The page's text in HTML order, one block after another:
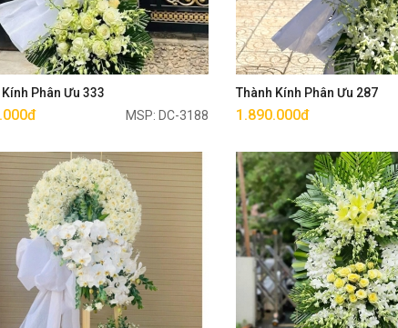
Phân Ưu 333
MSP: DC-3188
Mua ngay
Thành Kính Phân Ưu 287
1.890.000đ
Mua ngay